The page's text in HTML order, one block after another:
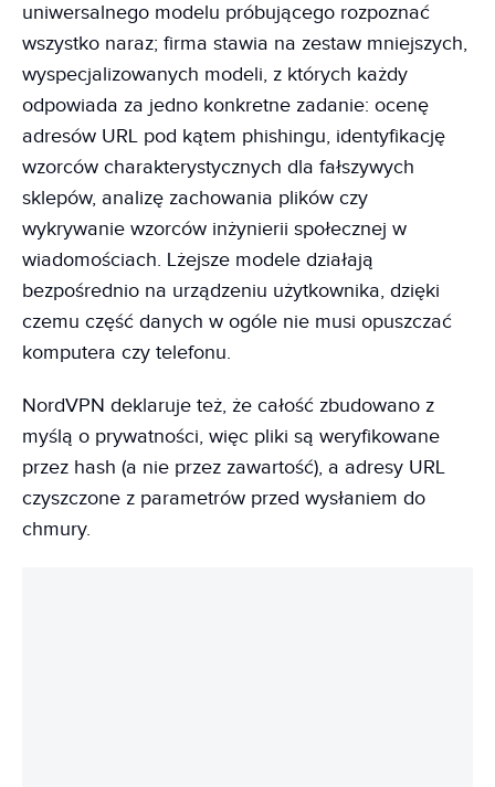
uniwersalnego modelu próbującego rozpoznać
wszystko naraz; firma stawia na zestaw mniejszych,
wyspecjalizowanych modeli, z których każdy
odpowiada za jedno konkretne zadanie: ocenę
adresów URL pod kątem phishingu, identyfikację
wzorców charakterystycznych dla fałszywych
sklepów, analizę zachowania plików czy
wykrywanie wzorców inżynierii społecznej w
wiadomościach. Lżejsze modele działają
bezpośrednio na urządzeniu użytkownika, dzięki
czemu część danych w ogóle nie musi opuszczać
komputera czy telefonu.
NordVPN deklaruje też, że całość zbudowano z
myślą o prywatności, więc pliki są weryfikowane
przez hash (a nie przez zawartość), a adresy URL
czyszczone z parametrów przed wysłaniem do
chmury.